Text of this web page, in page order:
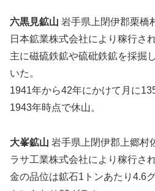
六黒見鉱山 岩手県上閉伊郡栗橋
日本鉱業株式会社により稼行さ
主に磁硫鉄鉱や硫砒鉄鉱を採掘
いた。
1941年から42年にかけて月に
1943年時点で休山。
大峯鉱山 岩手県上閉伊郡上郷村
ラサ工業株式会社により稼行さ
金の品位は鉱石1トンあたり4.6